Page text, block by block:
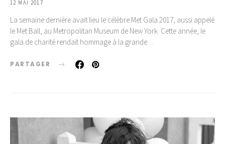
12 MAI 2017
La semaine dernière avait lieu le célèbre Met Gala 2017, aussi appelé
le Met Ball, au Metropolitan Museum de New York. Cette année, le
gala de charité rendait hommage à la grande…
PARTAGER